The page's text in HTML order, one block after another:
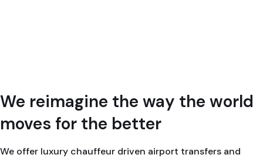
We reimagine the way the world
moves for the better
We offer luxury chauffeur driven airport transfers and